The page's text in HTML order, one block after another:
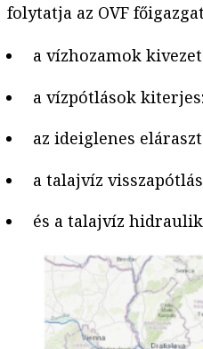
folytatja az OVF
a vízhozamok
a vízpótlások
az ideiglenes
a talajvíz
és a talajvíz